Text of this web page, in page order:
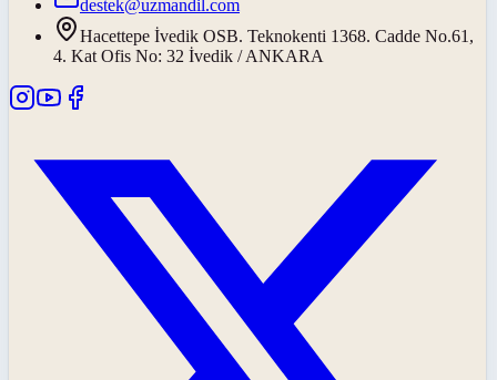
destek@uzmandil.com
Hacettepe İvedik OSB. Teknokenti 1368. Cadde No.61,
4. Kat Ofis No: 32 İvedik / ANKARA